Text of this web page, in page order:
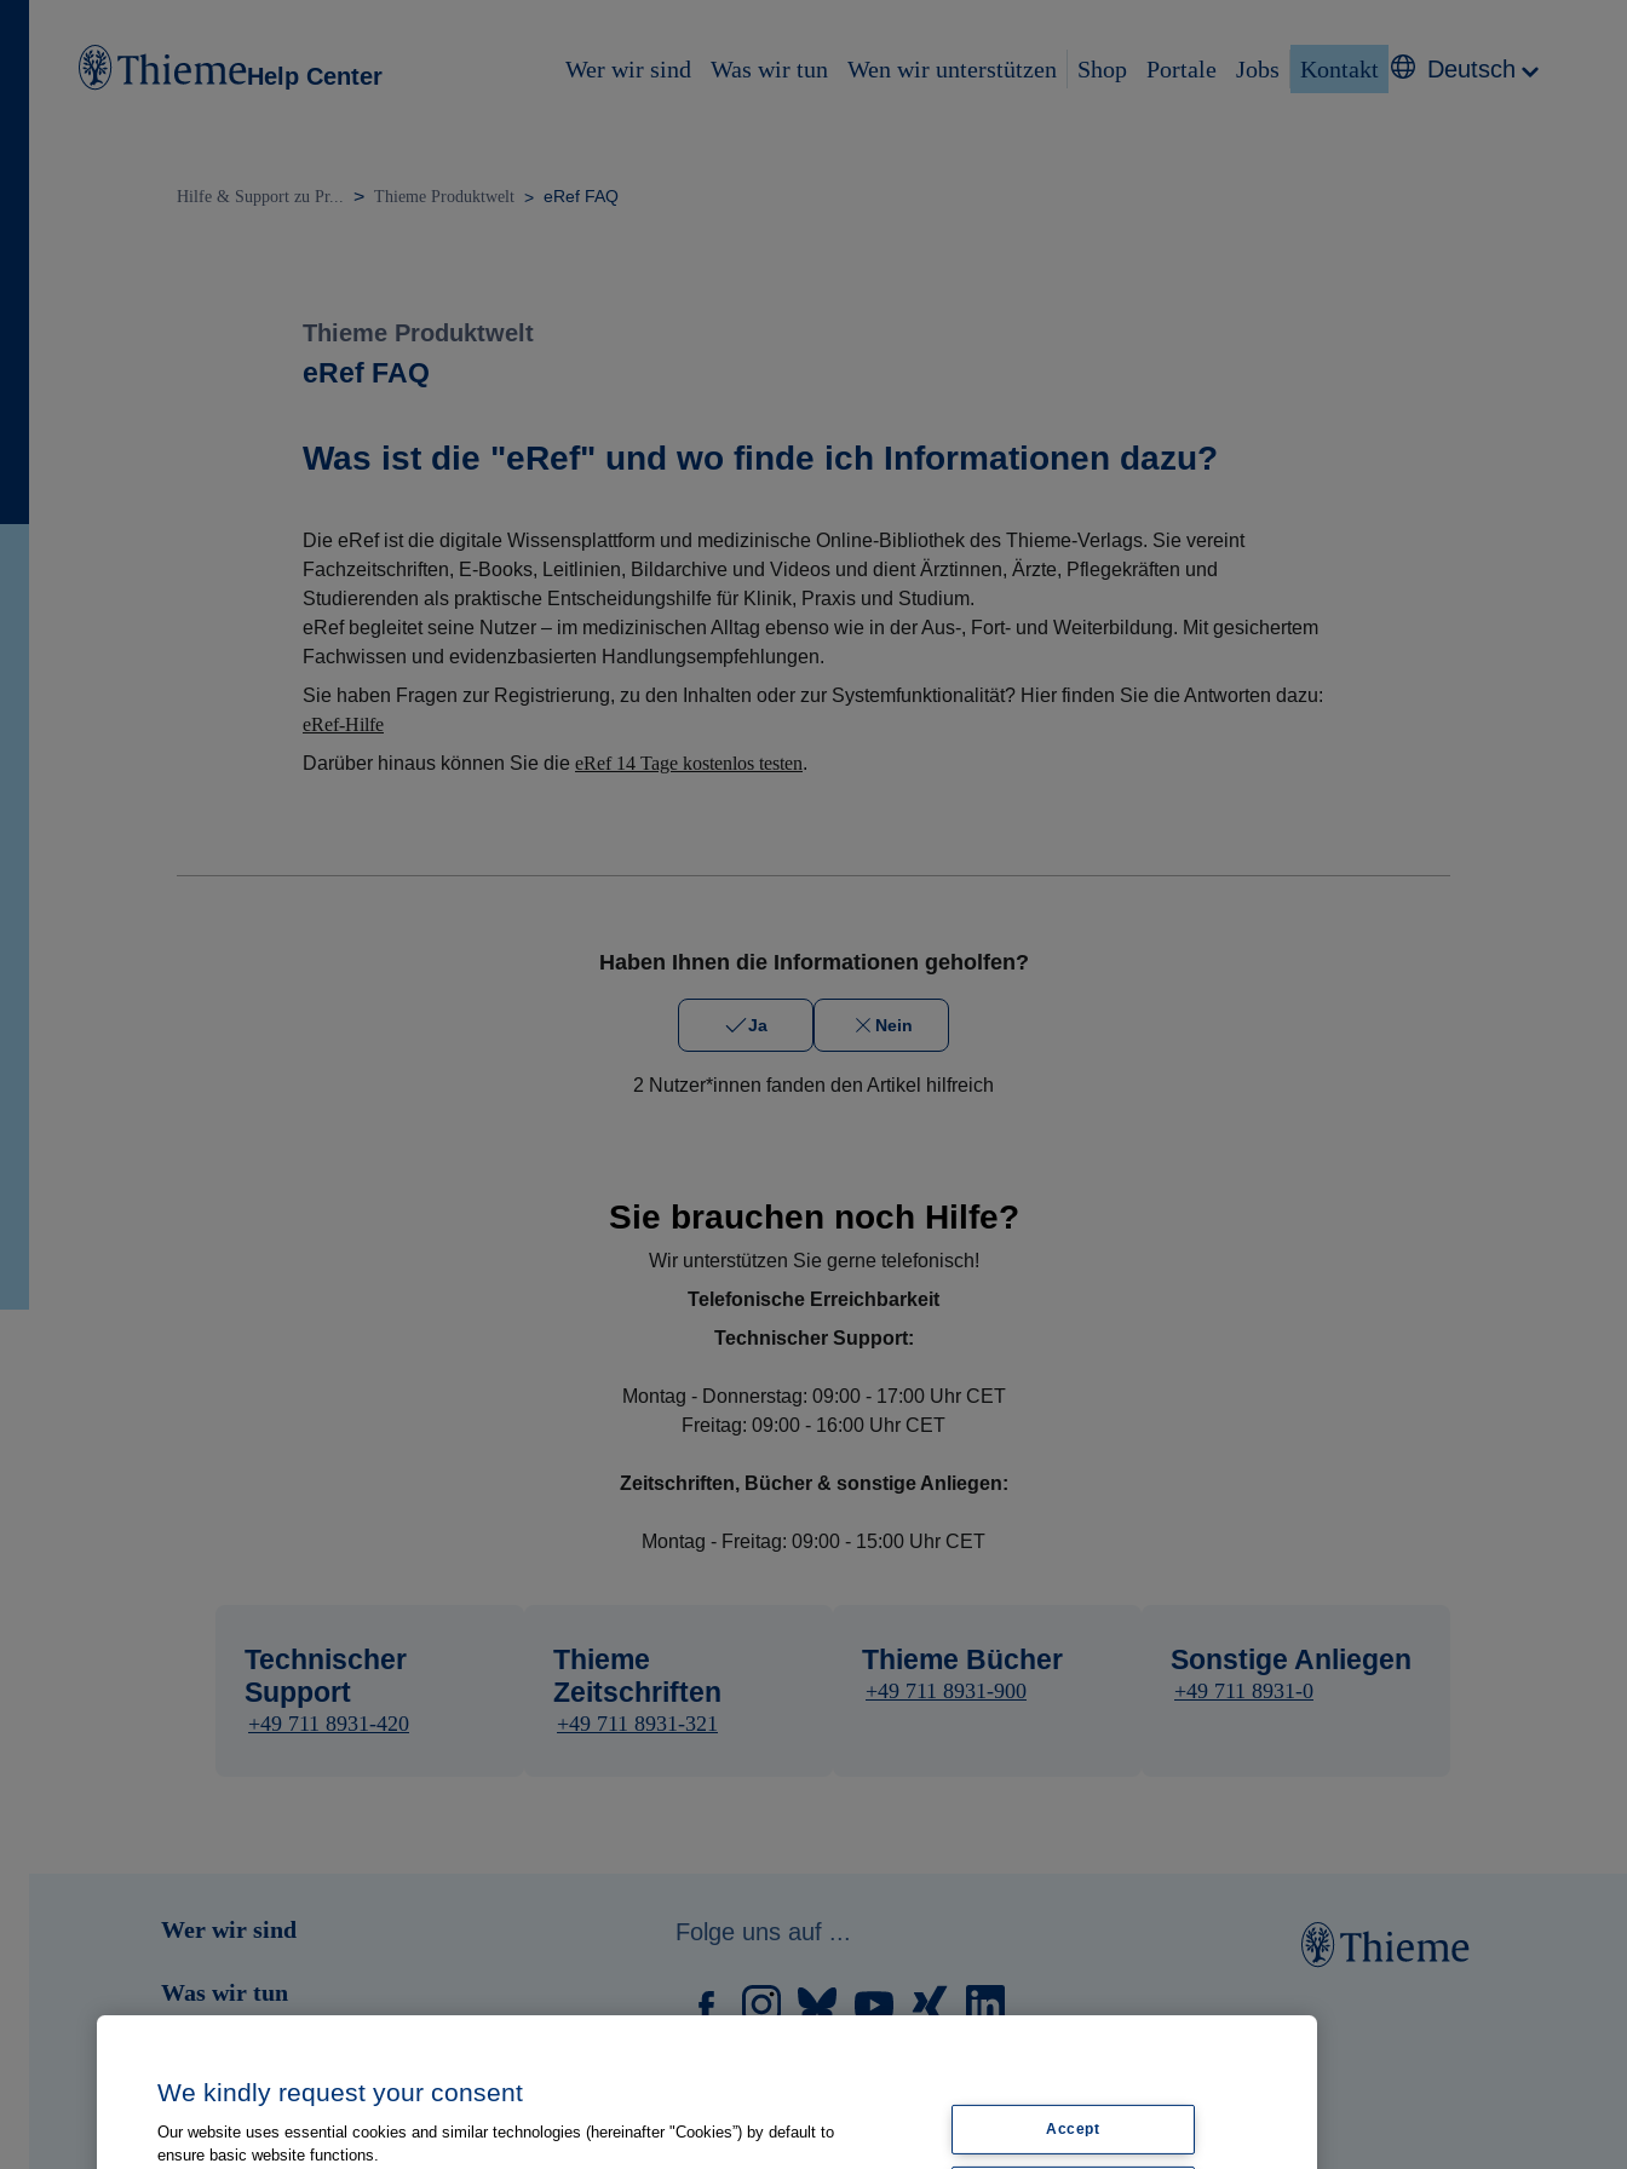
Help Center Wer wir sind Was wir tun Wen wir unterstützen Shop Portale Jobs Kontakt Deutsch
Hilfe & Support zu Pr... Thieme Produktwelt eRef FAQ
Thieme Produktwelt
eRef FAQ
Was ist die "eRef" und wo finde ich Informationen dazu?
Die eRef ist die digitale Wissensplattform und medizinische Online-Bibliothek des Thieme-Verlags. Sie vereint
Fachzeitschriften, E-Books, Leitlinien, Bildarchive und Videos und dient Ärztinnen, Ärzte, Pflegekräften und
Studierenden als praktische Entscheidungshilfe für Klinik, Praxis und Studium.
eRef begleitet seine Nutzer – im medizinischen Alltag ebenso wie in der Aus-, Fort- und Weiterbildung. Mit gesichertem
Fachwissen und evidenzbasierten Handlungsempfehlungen.
Sie haben Fragen zur Registrierung, zu den Inhalten oder zur Systemfunktionalität? Hier finden Sie die Antworten dazu:
eRef-Hilfe
Darüber hinaus können Sie die eRef 14 Tage kostenlos testen.
Haben Ihnen die Informationen geholfen?
Ja Nein
2 Nutzer*innen fanden den Artikel hilfreich
Sie brauchen noch Hilfe?
Wir unterstützen Sie gerne telefonisch!
Telefonische Erreichbarkeit
Technischer Support:
Montag - Donnerstag: 09:00 - 17:00 Uhr CET
Freitag: 09:00 - 16:00 Uhr CET
Zeitschriften, Bücher & sonstige Anliegen:
Montag - Freitag: 09:00 - 15:00 Uhr CET
Technischer
Support
+49 711 8931-420
Thieme
Zeitschriften
+49 711 8931-321
Thieme Bücher
+49 711 8931-900
Sonstige Anliegen
+49 711 8931-0
Wer wir sind
Was wir tun
Folge uns auf ...
We kindly request your consent
Our website uses essential cookies and similar technologies (hereinafter "Cookies”) by default to
ensure basic website functions.
Accept